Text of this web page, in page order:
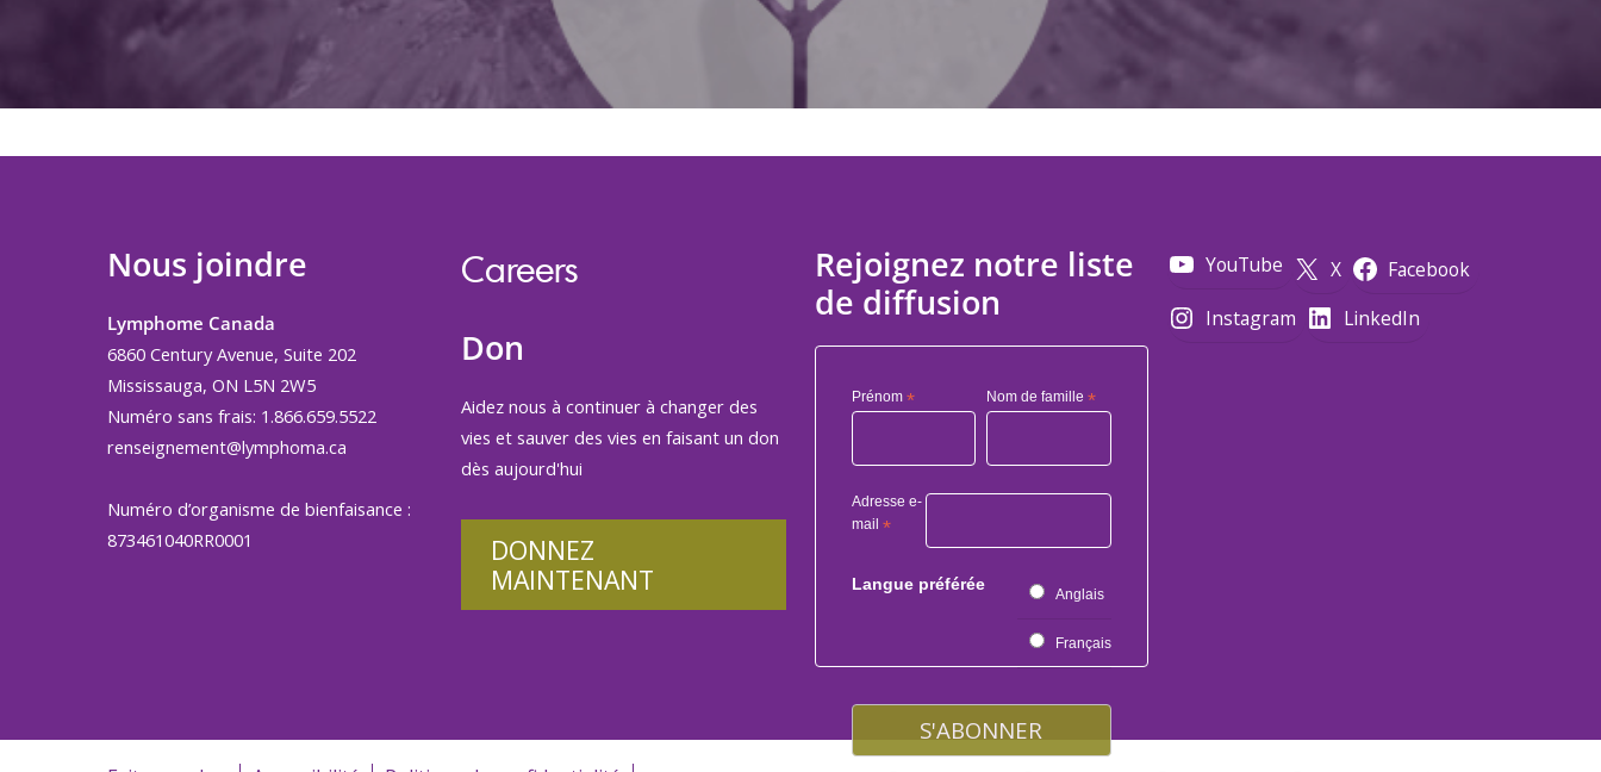
Nous joindre
Lymphome Canada
6860 Century Avenue, Suite 202
Mississauga, ON L5N 2W5
Numéro sans frais: 1.866.659.5522
renseignement@lymphoma.ca
Numéro d’organisme de bienfaisance :
873461040RR0001
Careers
Don
Aidez nous à continuer à changer des
vies et sauver des vies en faisant un don
dès aujourd'hui
DONNEZ
MAINTENANT
Rejoignez notre liste
de diffusion
Prénom * Nom de famille *
Adresse e-
mail *
Langue préférée
Anglais
Français
YouTube X
Facebook
Instagram
LinkedIn